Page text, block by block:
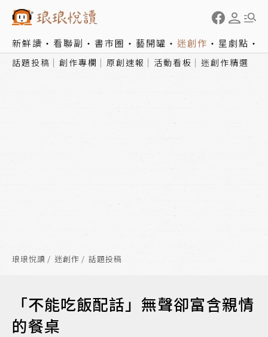
新鮮讀 看聯副 書市圈 藝開罐 迷創作 星劇點
話題投稿 創作專欄 原創速報 活動看板 迷創作精選
琅琅悅讀 迷創作 話題投稿
「不能吃飯配話」無聲卻富含親情
的餐桌